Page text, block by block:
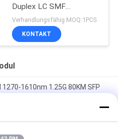
Duplex LC SMF
optisches Transceiver-
Modul
Verhandlungsfähig MOQ:1PCS
KONTAKT
1610nm 1.25G 80KM SFP
Transceiver-heißes